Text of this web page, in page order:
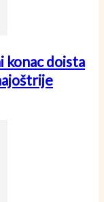
konac doista